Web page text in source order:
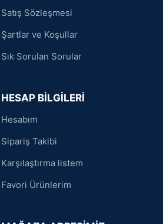
Satış Sözleşmesi
Şartlar ve Koşullar
Sık Sorulan Sorular
HESAP BİLGİLERİ
Hesabım
Sipariş Takibi
Karşılaştırma listem
Favori Ürünlerim